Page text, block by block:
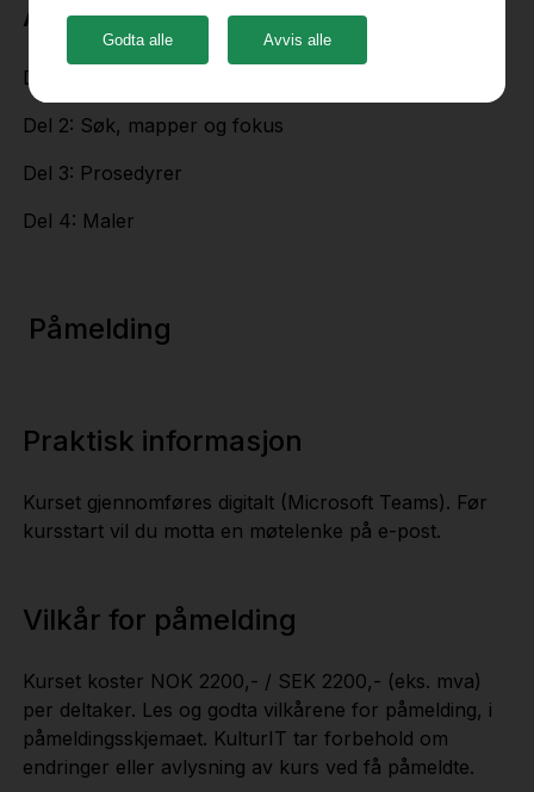
Agenda:
Del 1: Registrere objekter
Del 2: Søk, mapper og fokus
Del 3: Prosedyrer
Del 4: Maler
Påmelding
Praktisk informasjon
Kurset gjennomføres digitalt (Microsoft Teams). Før
kursstart vil du motta en møtelenke på e-post.
Vilkår for påmelding
Kurset koster NOK 2200,- / SEK 2200,- (eks. mva)
per deltaker. Les og godta vilkårene for påmelding, i
påmeldingsskjemaet. KulturIT tar forbehold om
endringer eller avlysning av kurs ved få påmeldte.